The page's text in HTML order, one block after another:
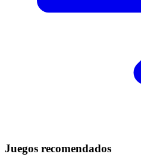
Juegos recomendados